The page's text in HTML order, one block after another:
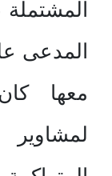
المدعى
معها
لمشاوير